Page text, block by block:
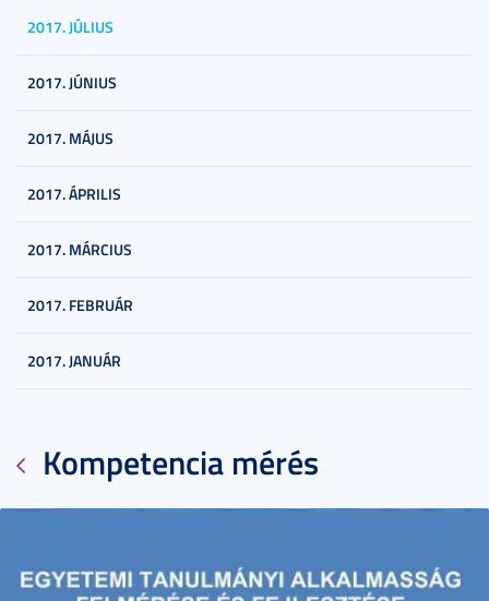
2017. JÚLIUS
2017. JÚNIUS
2017. MÁJUS
2017. ÁPRILIS
2017. MÁRCIUS
2017. FEBRUÁR
2017. JANUÁR
Kompetencia mérés